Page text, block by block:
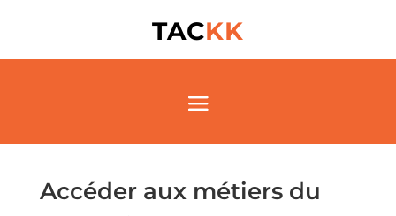
TACKK
Accéder aux métiers du